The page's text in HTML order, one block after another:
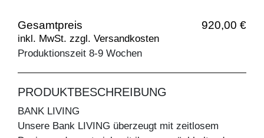
Gesamtpreis 920,00 €
inkl. MwSt. zzgl. Versandkosten
Produktionszeit 8-9 Wochen
PRODUKTBESCHREIBUNG
BANK LIVING
Unsere Bank LIVING überzeugt mit zeitlosem